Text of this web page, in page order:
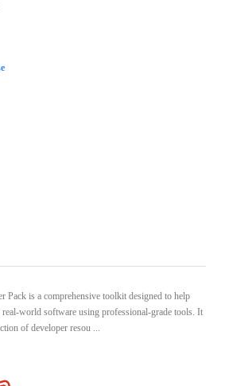
Pack is a comprehensive toolkit designed to help
world software using professional-grade tools. It
of developer resou ...